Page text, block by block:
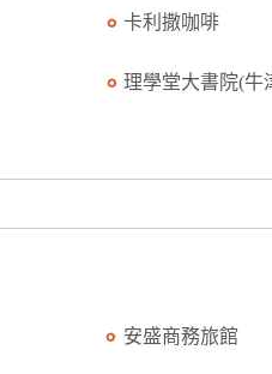
卡利撒咖啡
理學堂大書院(牛
安盛商務旅館